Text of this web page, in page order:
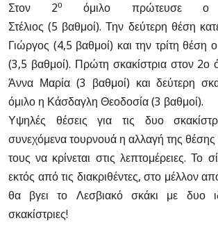
Στον 2ο
όμιλο πρώτευσε ο
Στέλιος (5 βαθμοί).Την δεύτερη θέση
Γιώργος (4,5 βαθμοί) και την τρίτη θέση ο
(3,5 βαθμοί). Πρώτη σκακίστρια στον 2ο
Άννα Μαρία (3 βαθμοί) και δεύτερη
όμιλο η Κάσδαγλη Θεοδοσία (3 βαθμοί).
Υψηλές θέσεις για τις δυο
συνεχόμενα τουρνουά η αλλαγή της θέσης
τους να κρίνεται στις λεπτομέρειες.Το
εκτός από τις διακριθέντες, στο μέλλον
θα βγει το Λεσβιακό σκάκι με δυο
σκακίστριες!